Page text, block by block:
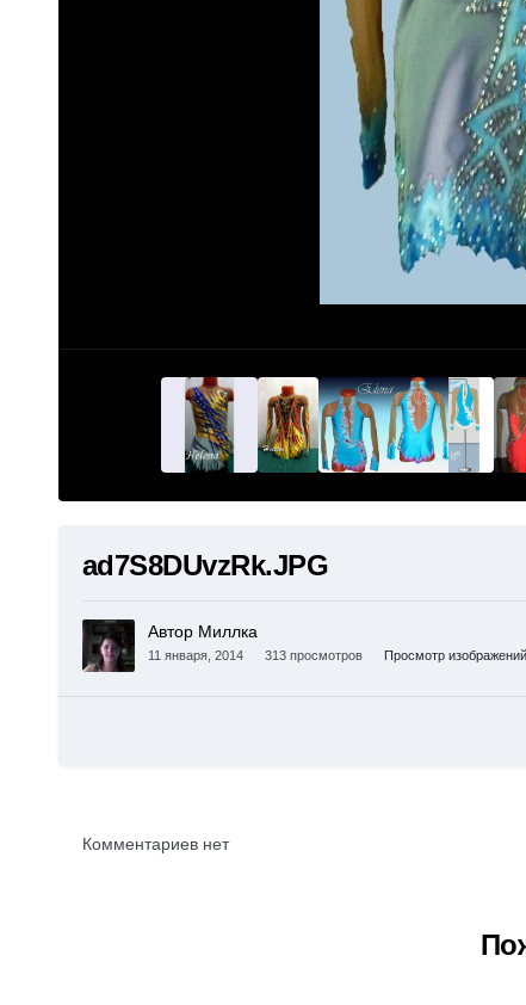
ad7S8DUvzRk.JPG
Автор Миллка
11 января, 2014 313 просмотров Просмотр
Комментариев нет